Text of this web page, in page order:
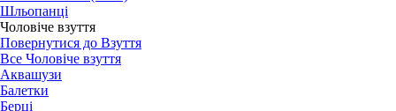
Шльопанці
Чоловіче взуття
Повернутися до Взуття
Все Чоловіче взуття
Аквашузи
Балетки
Берці